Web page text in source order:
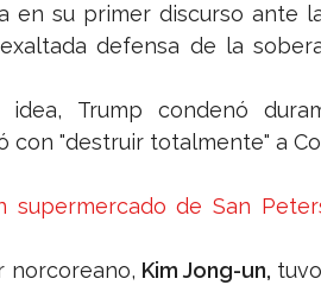
en su primer discurso ante
defensa de la
idea, Trump condenó
con "destruir totalmente" a
supermercado de San
norcoreano, Kim Jong-un,